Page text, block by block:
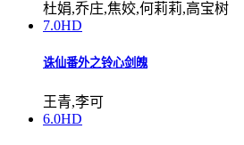
杜娟,乔庄,焦姣,何莉莉,高宝树
7.0HD
诛仙番外之铃心剑魄
王青,李可
6.0HD